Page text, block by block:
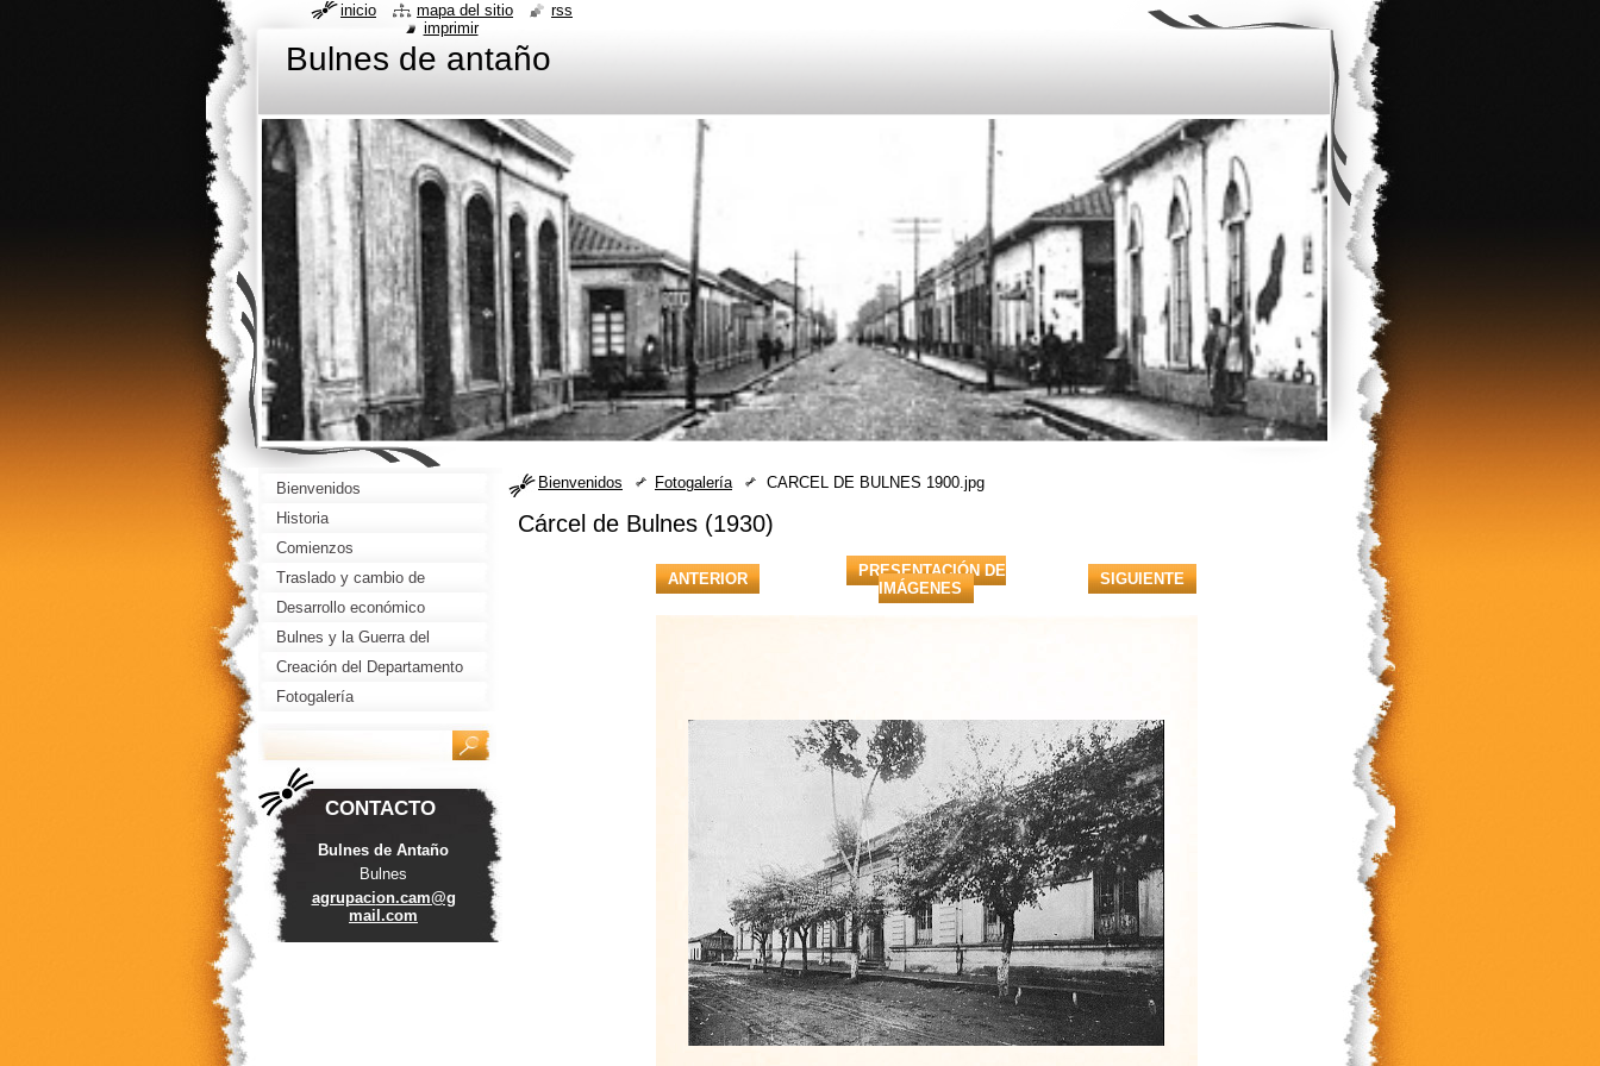
Bulnes de antaño
Bienvenidos Fotogalería CARCEL DE BULNES 1900.jpg
Cárcel de Bulnes (1930)
ANTERIOR
PRESENTACIÓN DE
IMÁGENES
SIGUIENTE
Bienvenidos
Historia
Comienzos
Traslado y cambio de
nombre
Desarrollo económico
Bulnes y la Guerra del
Pacífico
Creación del Departamento
de Bulnes
Fotogalería
CONTACTO
Bulnes de Antaño
Bulnes
agrupacion.cam@g
mail.com
inicio mapa del sitio
rss
imprimir